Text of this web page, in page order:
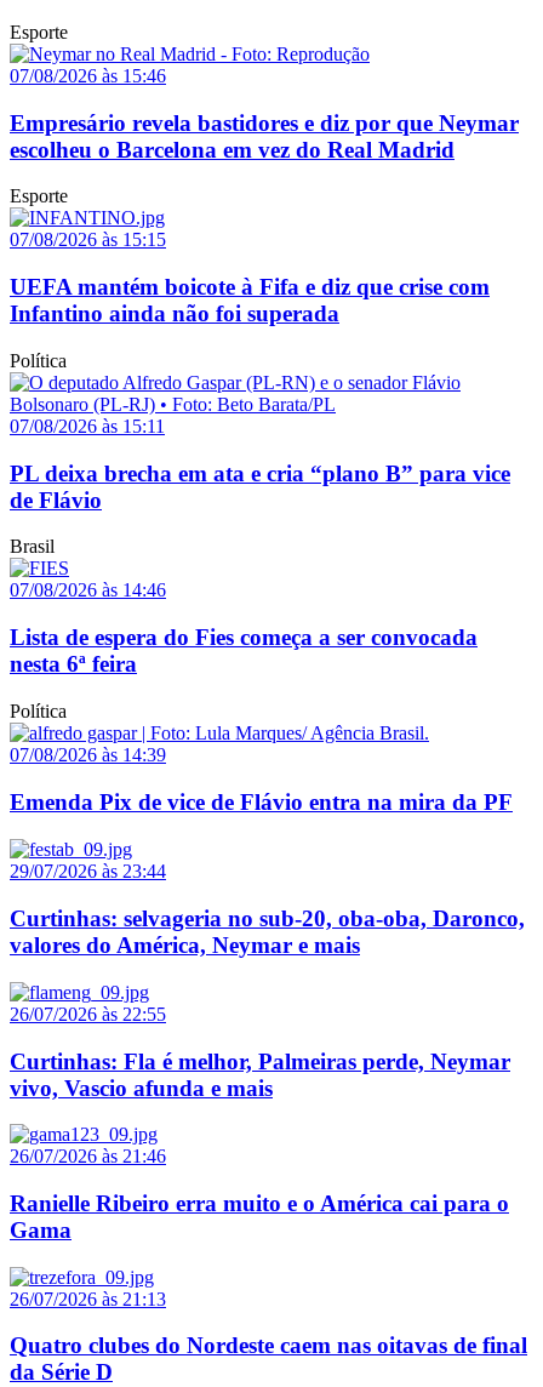
Esporte
07/08/2026 às 15:46
Empresário revela bastidores e diz por que Neymar
escolheu o Barcelona em vez do Real Madrid
Esporte
07/08/2026 às 15:15
UEFA mantém boicote à Fifa e diz que crise com
Infantino ainda não foi superada
Política
07/08/2026 às 15:11
PL deixa brecha em ata e cria “plano B” para vice
de Flávio
Brasil
07/08/2026 às 14:46
Lista de espera do Fies começa a ser convocada
nesta 6ª feira
Política
07/08/2026 às 14:39
Emenda Pix de vice de Flávio entra na mira da PF
29/07/2026 às 23:44
Curtinhas: selvageria no sub-20, oba-oba, Daronco,
valores do América, Neymar e mais
26/07/2026 às 22:55
Curtinhas: Fla é melhor, Palmeiras perde, Neymar
vivo, Vascio afunda e mais
26/07/2026 às 21:46
Ranielle Ribeiro erra muito e o América cai para o
Gama
26/07/2026 às 21:13
Quatro clubes do Nordeste caem nas oitavas de final
da Série D